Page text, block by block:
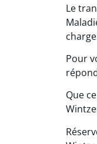
Le
Pour
Que